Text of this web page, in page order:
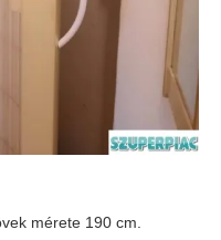
mérete 190 cm.